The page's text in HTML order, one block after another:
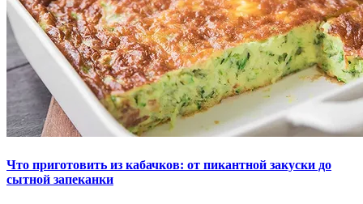
Что приготовить из кабачков: от пикантной закуски до
сытной запеканки